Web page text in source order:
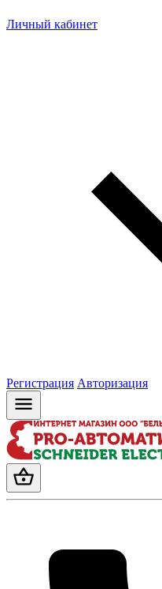
Личный кабинет
Регистрация Авторизация